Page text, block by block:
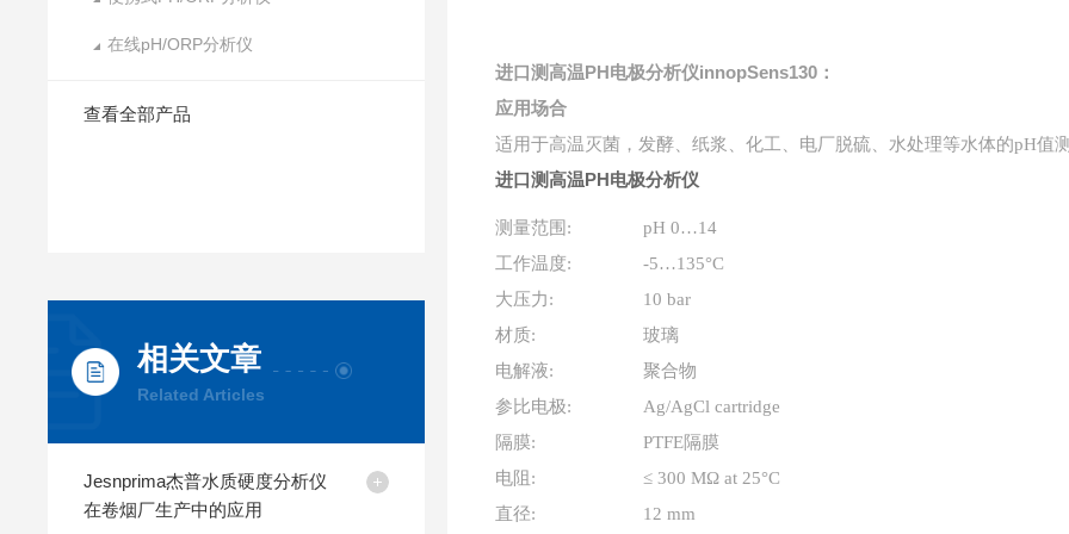
在线pH/ORP分析仪
查看全部产品
相关文章
Related Articles
Jesnprima杰普水质硬度分析仪
在卷烟厂生产中的应用
进口测高温PH电极分析仪innopSens130：
应用场合
适用于高温灭菌，发酵、纸浆、化工、电厂脱硫、水处理等水体的pH值
进口测高温PH电极分析仪
测量范围 :
pH 0…14
工作温度: -5…135°C
大压力: 10 bar
材质:
玻璃
电解液:
聚合物
参比电极:
Ag/AgCl cartridge
隔膜: PTFE隔膜
电阻 :
≤ 300 MΩ at 25°C
直径: 12 mm